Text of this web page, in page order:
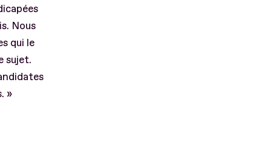
Nous
qui le
sujet.
»